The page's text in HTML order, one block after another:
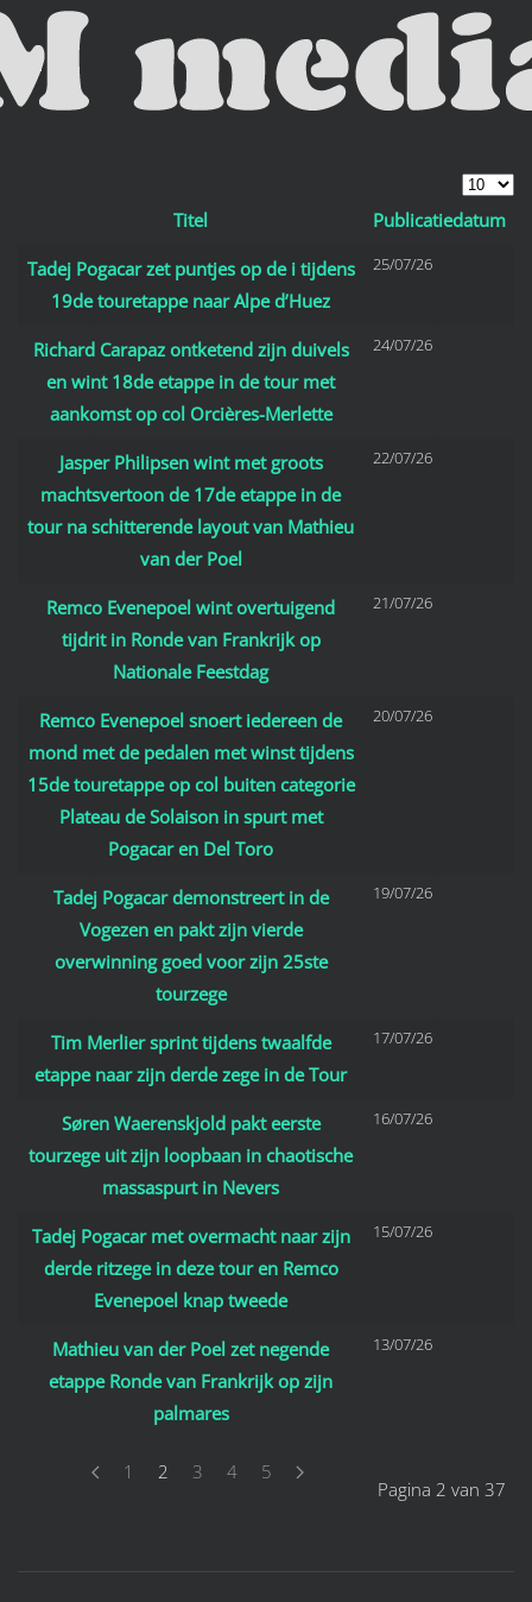
Skip to main content
Toon #
Artikelen
Titel Publicatiedatum
Tadej Pogacar zet puntjes op de i tijdens
19de touretappe naar Alpe d’Huez
25/07/26
Richard Carapaz ontketend zijn duivels
en wint 18de etappe in de tour met
aankomst op col Orcières-Merlette
24/07/26
Jasper Philipsen wint met groots
machtsvertoon de 17de etappe in de
tour na schitterende layout van Mathieu
van der Poel
22/07/26
Remco Evenepoel wint overtuigend
tijdrit in Ronde van Frankrijk op
Nationale Feestdag
21/07/26
Remco Evenepoel snoert iedereen de
mond met de pedalen met winst tijdens
15de touretappe op col buiten categorie
Plateau de Solaison in spurt met
Pogacar en Del Toro
20/07/26
Tadej Pogacar demonstreert in de
Vogezen en pakt zijn vierde
overwinning goed voor zijn 25ste
tourzege
19/07/26
Tim Merlier sprint tijdens twaalfde
etappe naar zijn derde zege in de Tour
17/07/26
Søren Waerenskjold pakt eerste
tourzege uit zijn loopbaan in chaotische
massaspurt in Nevers
16/07/26
Tadej Pogacar met overmacht naar zijn
derde ritzege in deze tour en Remco
Evenepoel knap tweede
15/07/26
Mathieu van der Poel zet negende
etappe Ronde van Frankrijk op zijn
palmares
13/07/26
Pagina 2 van 37
1 2 3 4 5